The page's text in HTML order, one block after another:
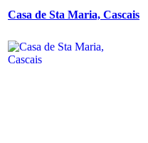
Casa de Sta Maria, Cascais